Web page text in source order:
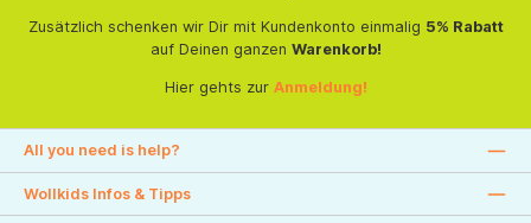
Zusätzlich schenken wir Dir mit Kundenkonto einmalig 5% Rabatt
auf Deinen ganzen Warenkorb!
Hier gehts zur Anmeldung!
All you need is help?
Wollkids Infos & Tipps